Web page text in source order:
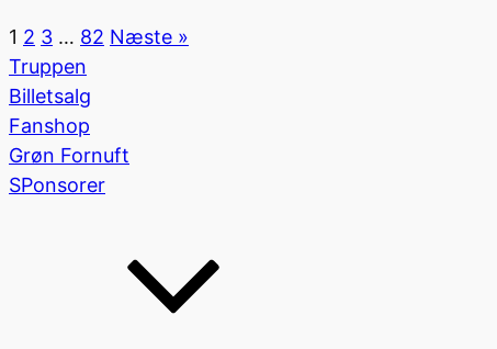
1 2 3 … 82 Næste »
Truppen
Billetsalg
Fanshop
Grøn Fornuft
SPonsorer